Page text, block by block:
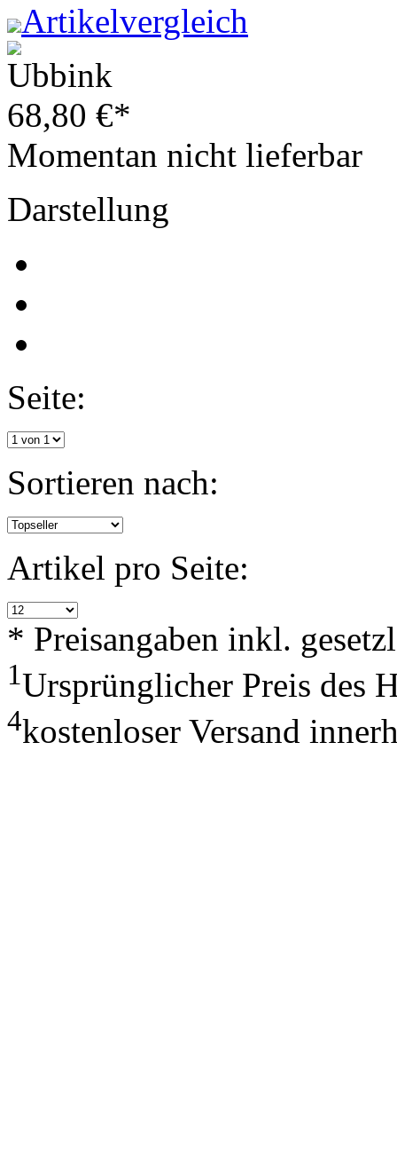
Artikelvergleich
68,80 €*
Momentan nicht lieferbar
Darstellung
Seite:
Sortieren nach:
Artikel pro Seite:
* Preisangaben inkl.
1Ursprünglicher Preis des
4kostenloser Versand